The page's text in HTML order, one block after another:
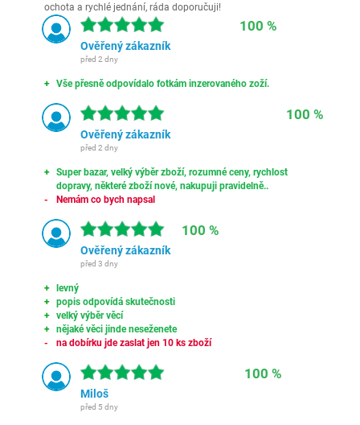
ochota a rychlé jednání, ráda doporučuji!
100 %
Ověřený zákazník
před 2 dny
Vše přesně odpovídalo fotkám inzerovaného zoží.
100 %
Ověřený zákazník
před 2 dny
Super bazar, velký výběr zboží, rozumné ceny, rychlost
dopravy, některé zboží nové, nakupuji pravidelně..
Nemám co bych napsal
100 %
Ověřený zákazník
před 3 dny
levný
popis odpovídá skutečnosti
velký výběr věcí
nějaké věci jinde neseženete
na dobírku jde zaslat jen 10 ks zboží
100 %
Miloš
před 5 dny